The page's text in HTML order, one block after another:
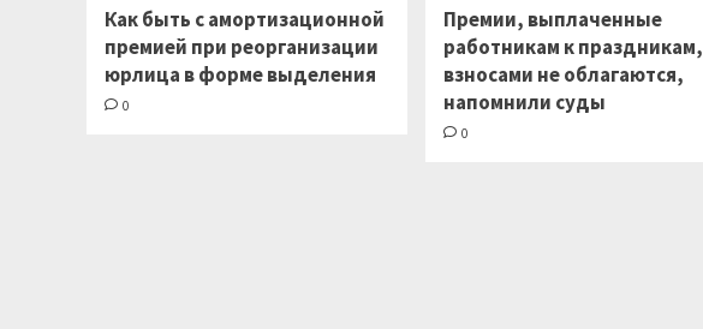
Как быть с амортизационной
премией при реорганизации
юрлица в форме выделения
0
Премии, выплаченные
работникам к праздникам,
взносами не облагаются,
напомнили суды
0